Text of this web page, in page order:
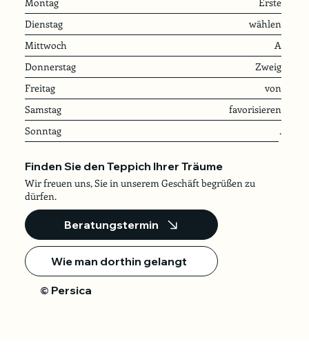
Dienstag
wählen
Mittwoch
A
Donnerstag
Zweig
Freitag
von
Samstag
favorisieren
Sonntag
.
Finden Sie den Teppich Ihrer Träume
Wir freuen uns, Sie in unserem Geschäft begrüßen zu
dürfen.
Beratungstermin
Wie man dorthin gelangt
© Persica